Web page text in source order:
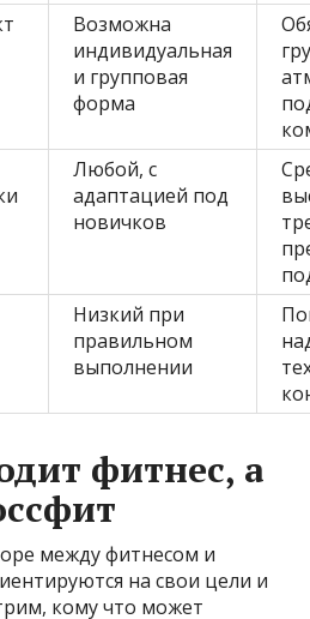
Возможна
индивидуальная
и групповая
форма
Любой, с
адаптацией под
новичков
Низкий при
правильном
выполнении
фитнес, а
между фитнесом и
на свои цели и
кому что может